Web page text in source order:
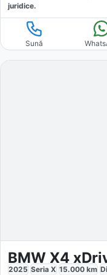
juridice.
Sună
BMW X4
2025 Seria X 15.000 km